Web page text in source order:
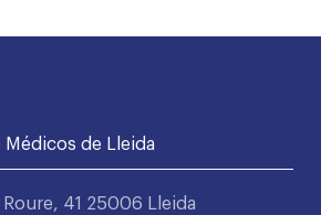
de Lleida
Roure, 41 25006 Lleida